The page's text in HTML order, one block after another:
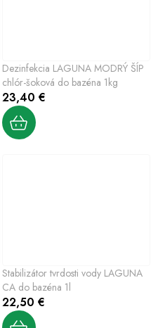
Dezinfekcia LAGUNA MODRÝ ŠÍP
chlór-šoková do bazéna 1kg
23,40 €
Stabilizátor tvrdosti vody LAGUNA
CA do bazéna 1l
22,50 €